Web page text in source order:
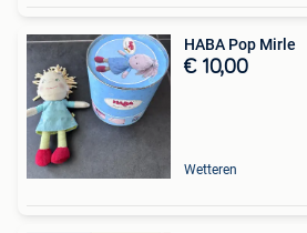
HABA Pop Mirle
€ 10,00
Wetteren